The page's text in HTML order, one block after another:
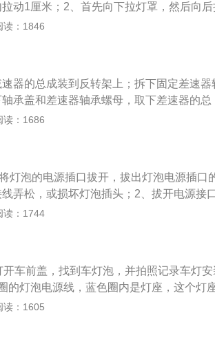
动1厘米；2、首先向下拉灯罩，然后向后
；3、用一字起子旋下螺栓，尾灯稍微向外
读：1846
器的总成装到反转架上；拆下固定差速器
承盖和差速器轴承螺母，取下差速器的总
1、首先把车架起来，再找个大器皿垫在车
流干之后，取下最后一个油槽，注意要用手
、摘下油底垫圈，去除周边的污渍，如果缝
所有清洁过的变速箱油过滤装置擦干净，
擦拭干净，不宜有水渍油渍，否则容易造
安装在一起加入原厂的油品。从加油观察
读：1686
灯泡的电源插口拔开，拔出灯泡电源插口
弄松，或损坏灯泡插头；2、拔开电源接口
防水盖的材质多为软胶，也有车型配备的
，需要用手指捏住两边的钢丝卡簧，待灯
灯泡放入反射罩，对准灯泡的固定卡位，灯
取出旧灯泡的步骤逆向操作：捏住钢丝卡
松开卡簧固定灯泡；5、盖上防水盖时，
最后，将大灯电源插口接上，更换车灯的
读：1744
车前盖，找到车灯泡，并拍照记录车灯安
的灯泡电源线，蓝色圈内是灯座，这个灯
圈内金属手柄就是松开灯泡金属卡子的手
按下去不放手，再往右边推动就可以把车
读：1605